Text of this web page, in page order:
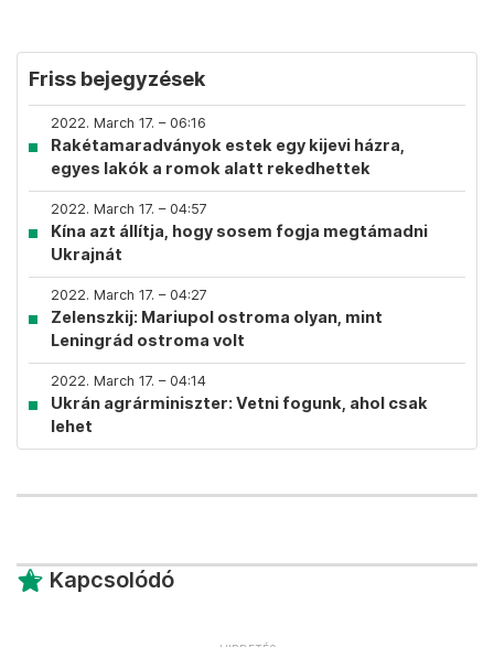
Friss bejegyzések
2022. March 17. – 06:16
Rakétamaradványok estek egy kijevi házra,
egyes lakók a romok alatt rekedhettek
2022. March 17. – 04:57
Kína azt állítja, hogy sosem fogja megtámadni
Ukrajnát
2022. March 17. – 04:27
Zelenszkij: Mariupol ostroma olyan, mint
Leningrád ostroma volt
2022. March 17. – 04:14
Ukrán agrárminiszter: Vetni fogunk, ahol csak
lehet
Kapcsolódó